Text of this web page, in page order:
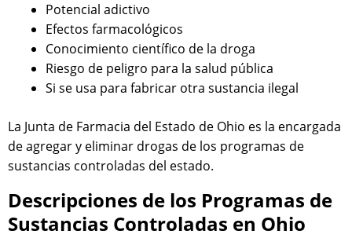
Potencial adictivo
Efectos farmacológicos
Conocimiento científico de la droga
Riesgo de peligro para la salud pública
Si se usa para fabricar otra sustancia ilegal
La Junta de Farmacia del Estado de Ohio es la encargada
de agregar y eliminar drogas de los programas de
sustancias controladas del estado.
Descripciones de los Programas de
Sustancias Controladas en Ohio